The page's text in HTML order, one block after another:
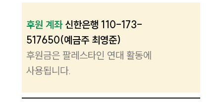
후원 계좌신한은행 110-173-
517650(예금주 최영준)
후원금은 팔레스타인 연대 활동에
사용됩니다.